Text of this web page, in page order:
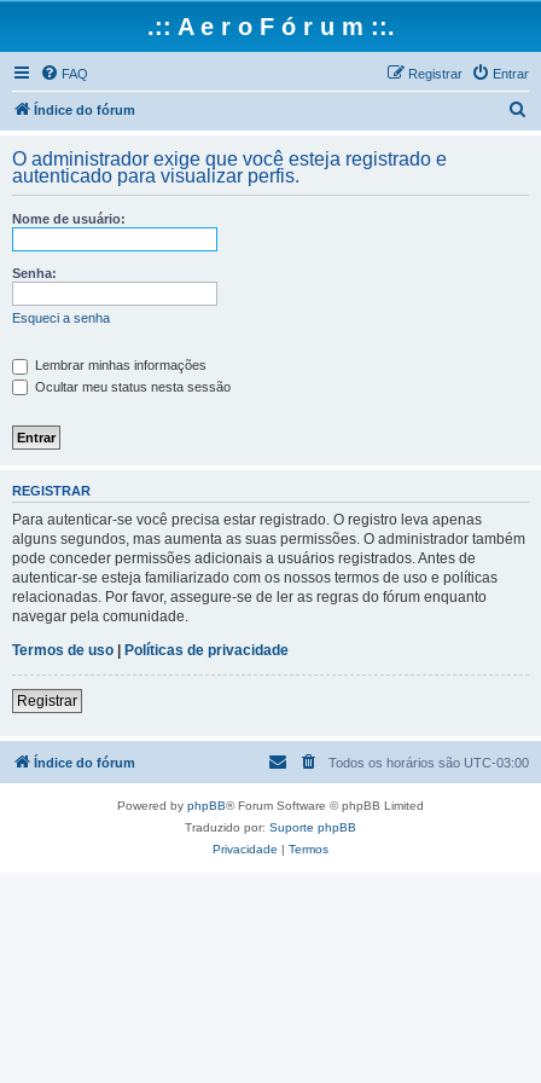
.:: A e r o F ó r u m ::.
FAQ Entrar
Registrar
Índice do fórum
q
O administrador exige que você esteja registrado e
autenticado para visualizar perfis.
Nome de usuário:
Senha:
Esqueci a senha
Lembrar minhas informações
Ocultar meu status nesta sessão
REGISTRAR
Para autenticar-se você precisa estar registrado. O registro leva apenas
alguns segundos, mas aumenta as suas permissões. O administrador também
pode conceder permissões adicionais a usuários registrados. Antes de
autenticar-se esteja familiarizado com os nossos termos de uso e políticas
relacionadas. Por favor, assegure-se de ler as regras do fórum enquanto
navegar pela comunidade.
Termos de uso | Políticas de privacidade
Registrar
Índice do fórum Todos os horários são UTC-03:00
Powered by phpBB® Forum Software © phpBB Limited
Traduzido por: Suporte phpBB
Privacidade | Termos